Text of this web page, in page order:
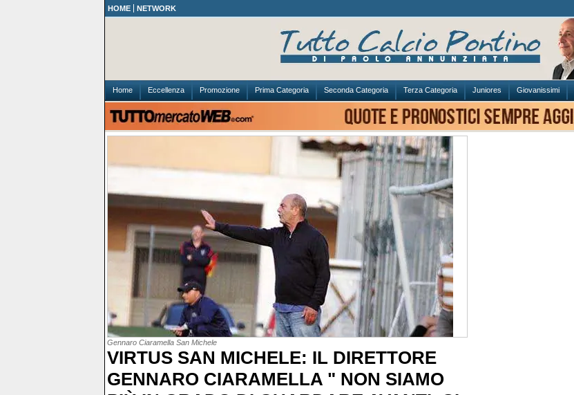
HOME NETWORK
Home Eccellenza Promozione Prima Categoria Seconda Categoria Terza Categoria Juniores Giovanissimi
Gennaro Ciaramella San Michele
VIRTUS SAN MICHELE: IL DIRETTORE
GENNARO CIARAMELLA " NON SIAMO